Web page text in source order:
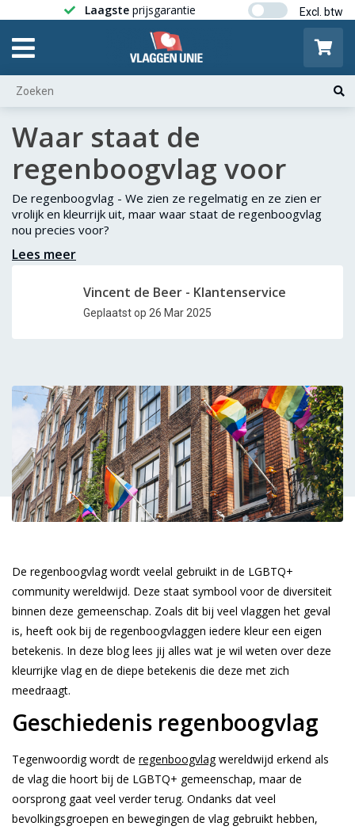
Laagste prijsgarantie Gratis
Waar staat de
regenboogvlag voor
De regenboogvlag - We zien ze regelmatig en ze zien er
vrolijk en kleurrijk uit, maar waar staat de regenboogvlag
nou precies voor?
Lees meer
Vincent de Beer - Klantenservice
Geplaatst op 26 Mar 2025
De regenboogvlag wordt veelal gebruikt in de LGBTQ+
community wereldwijd. Deze staat symbool voor de diversiteit
binnen deze gemeenschap. Zoals dit bij veel vlaggen het geval
is, heeft ook bij de regenboogvlaggen iedere kleur een eigen
betekenis. In deze blog lees jij alles wat je wil weten over deze
kleurrijke vlag en de diepe betekenis die deze met zich
meedraagt.
Geschiedenis regenboogvlag
Tegenwoordig wordt de regenboogvlag wereldwijd erkend als
de vlag die hoort bij de LGBTQ+ gemeenschap, maar de
oorsprong gaat veel verder terug. Ondanks dat veel
bevolkingsgroepen en bewegingen de vlag gebruikt hebben,